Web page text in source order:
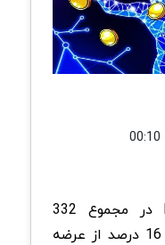
پلتفرم Metaverse Sandbox در مجموع 332
میلیون توکن SAND که حدود 16 درصد از عرضه